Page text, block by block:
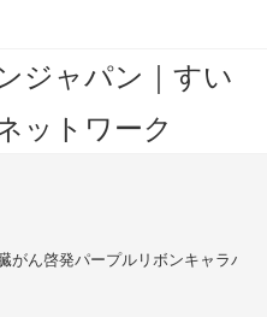
ジャパン｜すい
ットワーク
がん啓発パープルリボンキャラバ